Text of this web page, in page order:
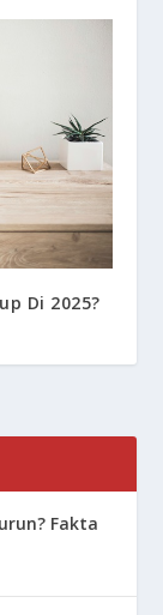
Di 2025?
Fakta